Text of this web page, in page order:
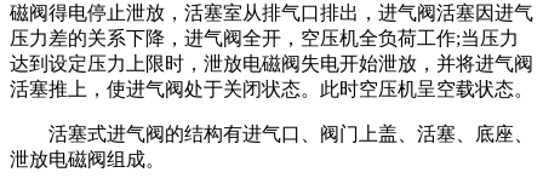
磁阀得电停止泄放，活塞室从排气口排出，进气阀活塞因进气
压力差的关系下降，进气阀全开，空压机全负荷工作;当压力
达到设定压力上限时，泄放电磁阀失电开始泄放，并将进气阀
活塞推上，使进气阀处于关闭状态。此时空压机呈空载状态。
活塞式进气阀的结构有进气口、阀门上盖、活塞、底座、
泄放电磁阀组成。